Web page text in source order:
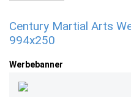
Century Martial Arts
994x250
Werbebanner